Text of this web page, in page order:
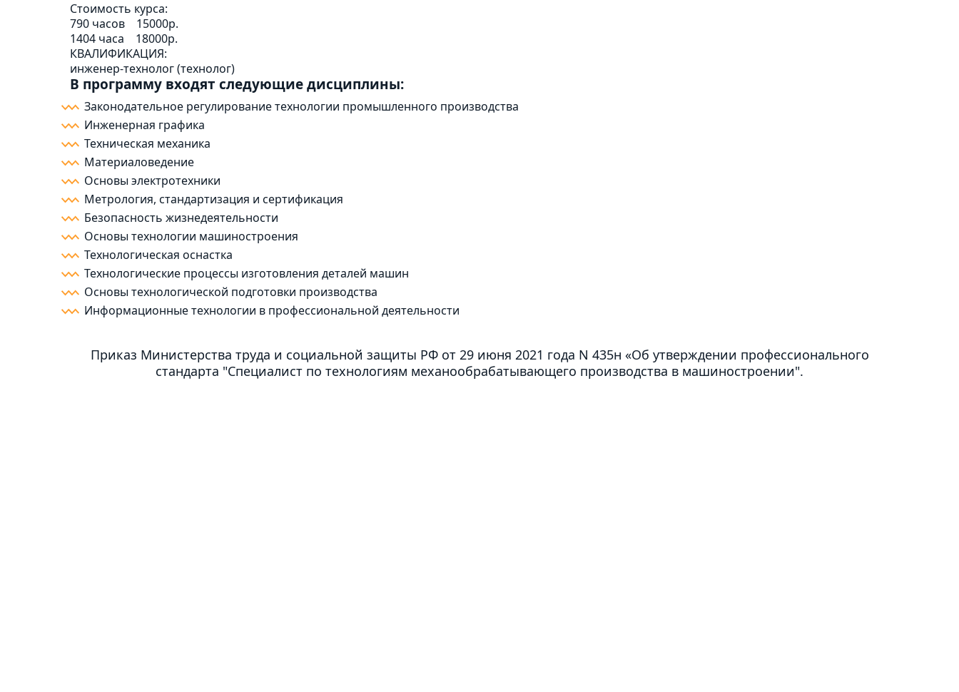
Стоимость курса:
790 часов
15000р.
1404 часа
18000р.
КВАЛИФИКАЦИЯ:
инженер-технолог (технолог)
В программу входят следующие дисциплины:
Законодательное регулирование технологии промышленного производства
Инженерная графика
Техническая механика
Материаловедение
Основы электротехники
Метрология, стандартизация и сертификация
Безопасность жизнедеятельности
Основы технологии машиностроения
Технологическая оснастка
Технологические процессы изготовления деталей машин
Основы технологической подготовки производства
Информационные технологии в профессиональной деятельности
Приказ Министерства труда и социальной защиты РФ от 29 июня 2021 года N 435н «Об утверждении профессионального
стандарта "Специалист по технологиям механообрабатывающего производства в машиностроении".